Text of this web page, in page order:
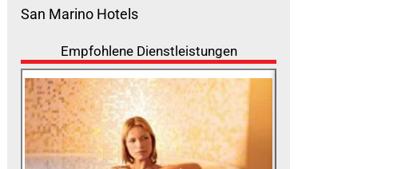
San Marino Hotels
Empfohlene Dienstleistungen